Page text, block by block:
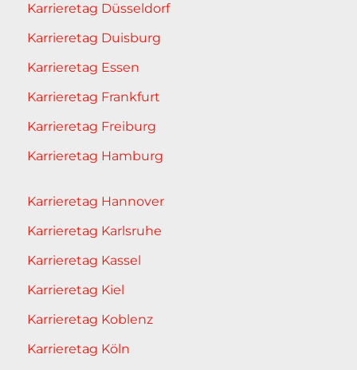
Karrieretag Düsseldorf
Karrieretag Duisburg
Karrieretag Essen
Karrieretag Frankfurt
Karrieretag Freiburg
Karrieretag Hamburg
Karrieretag Hannover
Karrieretag Karlsruhe
Karrieretag Kassel
Karrieretag Kiel
Karrieretag Koblenz
Karrieretag Köln